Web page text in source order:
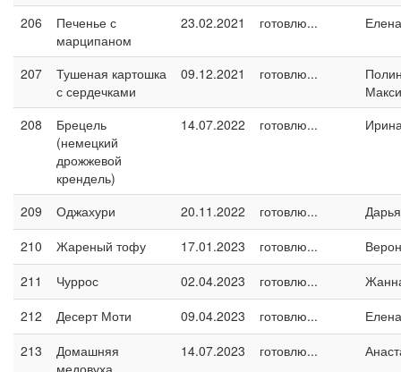
206
Печенье с
марципаном
23.02.2021 готовлю...
207
Тушеная картошка
с сердечками
09.12.2021 готовлю...
208
Брецель
(немецкий
дрожжевой
крендель)
14.07.2022 готовлю...
209 Оджахури 20.11.2022 готовлю...
Дарья
210
Жареный тофу 17.01.2023 готовлю...
211
Чуррос 02.04.2023 готовлю...
212
Десерт Моти 09.04.2023 готовлю...
213
Домашняя
14.07.2023 готовлю...